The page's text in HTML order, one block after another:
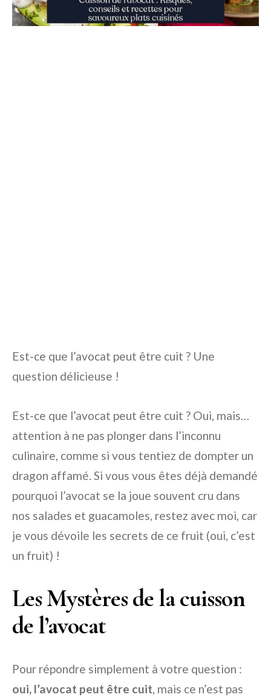
Est-ce que l’avocat peut être cuit ? Une
question délicieuse !
Est-ce que l’avocat peut être cuit ? Oui, mais…
attention à ne pas plonger dans l’inconnu
culinaire, comme si vous tentiez de dompter un
dragon affamé. Si vous vous êtes déjà demandé
pourquoi l’avocat se la joue souvent cru dans
nos salades et guacamoles, restez avec moi, car
je vous dévoile les secrets de ce fruit (oui, c’est
un fruit) !
Les Mystères de la cuisson
de l’avocat
Pour répondre simplement à votre question :
oui, l’avocat peut être cuit, mais ce n’est pas